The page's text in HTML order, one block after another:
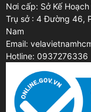
Nơi cấp: Sở Kế
Trụ sở : 4 Đường 46,
Nam
Email:
Hotline: 0937276336